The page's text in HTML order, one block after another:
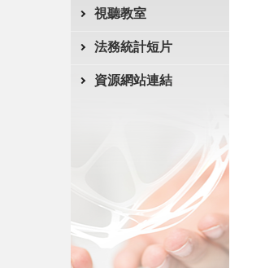
視聽教室
法務統計短片
資源網站連結